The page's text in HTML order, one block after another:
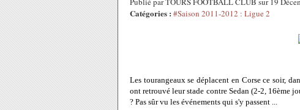
Catégories : #Saison 2011-2012 : Ligue 2
Les tourangeaux se déplacent en Corse ce soir,
ont retrouvé leur stade contre Sedan (2-2, 16ème
? Pas sûr vu les événements qui s'y passent ...